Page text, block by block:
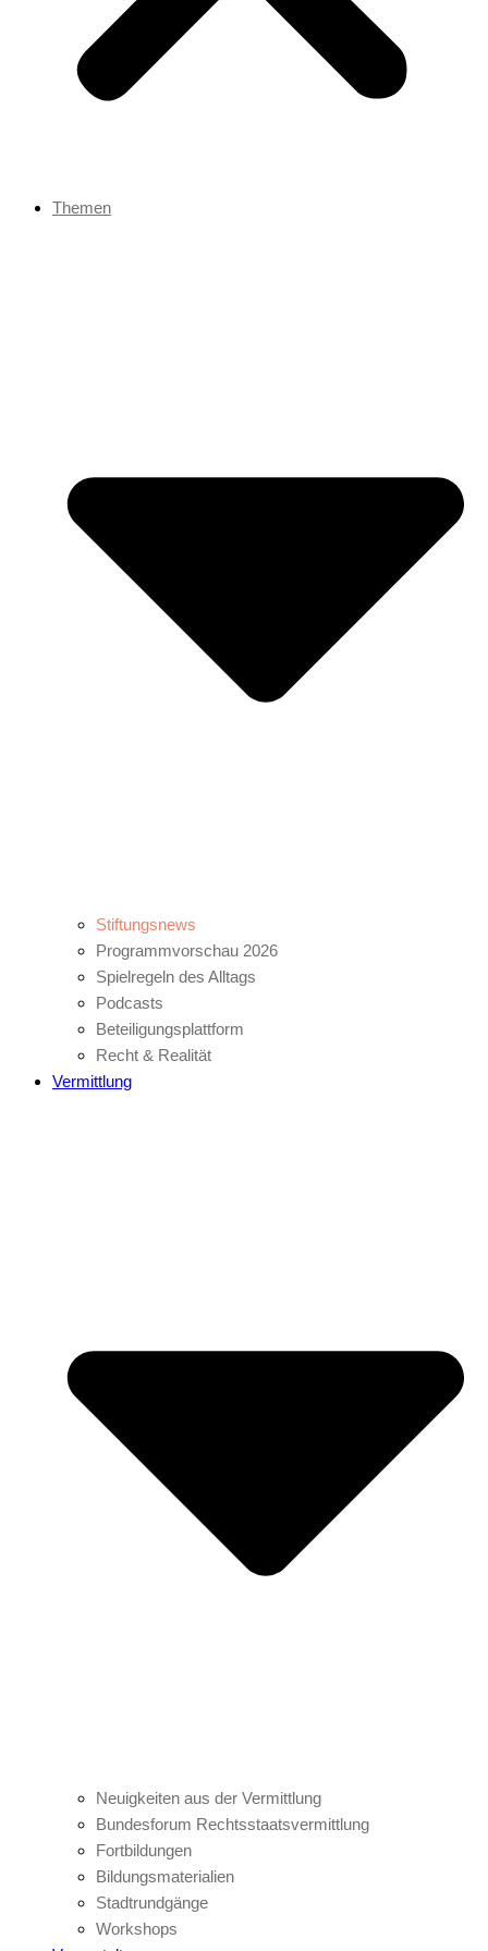
Themen
Stiftungsnews
Programmvorschau 2026
Spielregeln des Alltags
Podcasts
Beteiligungsplattform
Recht & Realität
Vermittlung
Neuigkeiten aus der Vermittlung
Bundesforum Rechtsstaatsvermittlung
Fortbildungen
Bildungsmaterialien
Stadtrundgänge
Workshops